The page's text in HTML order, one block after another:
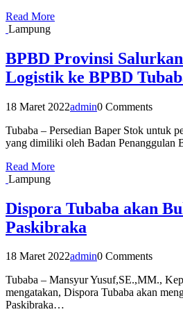
Read More
Lampung
BPBD Provinsi
Logistik ke BPBD
18 Maret 2022admin0 Comments
Tubaba – Persedian Baper Stok untuk
yang dimiliki oleh Badan Penanggulan
Read More
Lampung
Dispora Tubaba akan
Paskibraka
18 Maret 2022admin0 Comments
Tubaba – Mansyur Yusuf,SE.,MM.,
mengatakan, Dispora Tubaba akan
Paskibraka…